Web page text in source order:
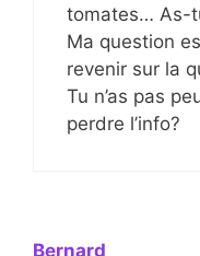
tomates… As-
Ma question
revenir sur la
Tu n’as pas
perdre l’info?
Bernard